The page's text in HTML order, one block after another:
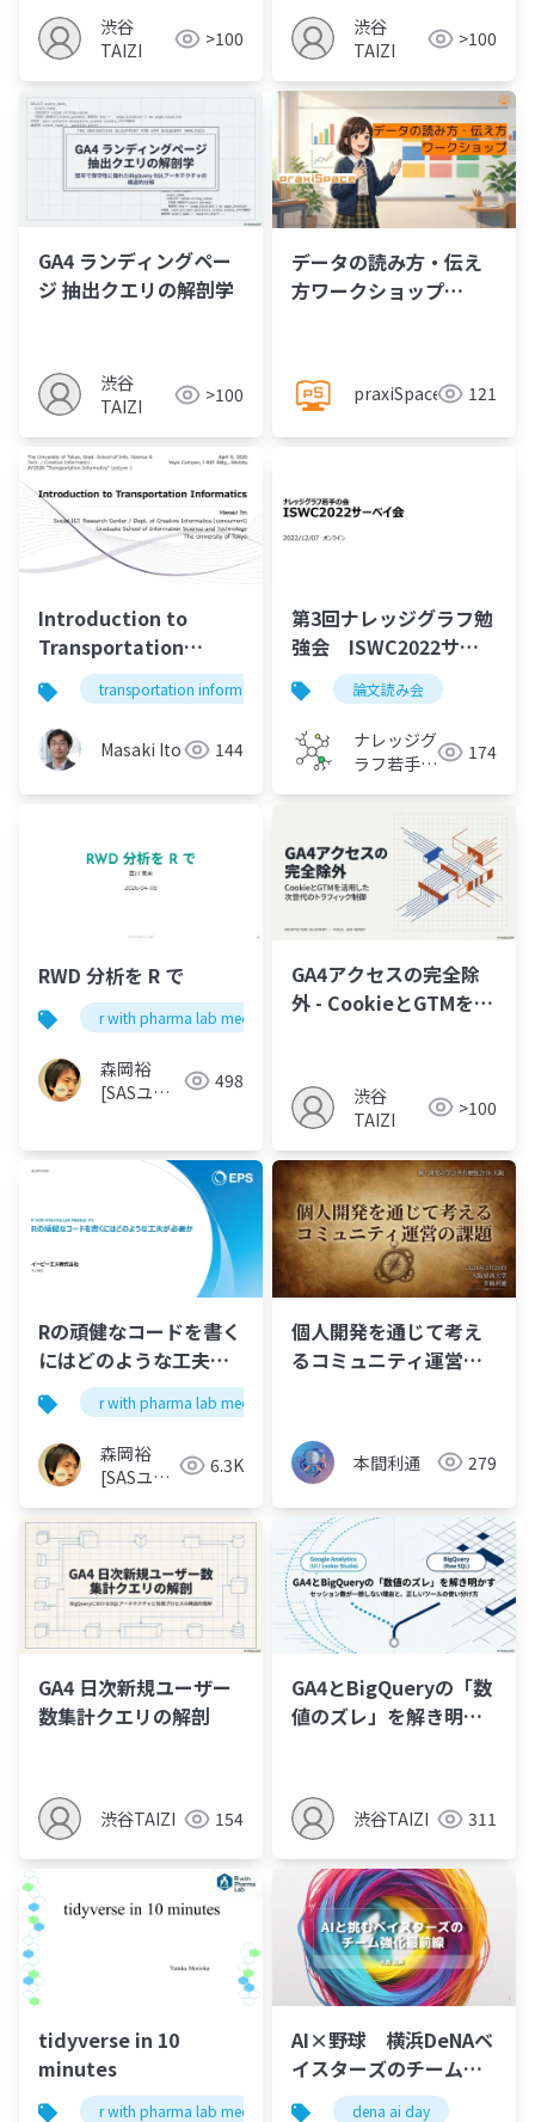
ータ・ブループリント
渋谷
TAIZI
>100
渋谷
TAIZI
>100
GA4 ランディングペー
ジ 抽出クエリの解剖学
渋谷
TAIZI
>100
データの読み方・伝え
方ワークショップ
praxiSpace 121
Introduction to
Transportation
Informatics | Lecture
1, 2026 | Masaki Ito |
The University of
Tokyo
transportation informatics
Masaki Ito 144
第3回ナレッジグラフ勉
強会 ISWC2022サー
ベイ会 論文読み会
ナレッジグ
ラフ若手の
174
RWD 分析を R で
r with pharma lab meetup 1
森岡裕
[SASユー
498
GA4アクセスの完全除
外 - CookieとGTMを活
渋谷
TAIZI
>100
Rの頑健なコードを書く
にはどのような工夫が
必要かr with pharma lab meetup 1
森岡裕
[SASユー
世話人]
6.3K
個人開発を通じて考え
るコミュニティ運営の
本間利通 279
GA4 日次新規ユーザー
数集計クエリの解剖
渋谷TAIZI 154
GA4とBigQueryの「数
値のズレ」を解き明か
渋谷TAIZI 311
tidyverse in 10
minutes
r with pharma lab meetup 1
AI×野球 横浜DeNAベ
イスターズのチーム強
化最前線dena ai day